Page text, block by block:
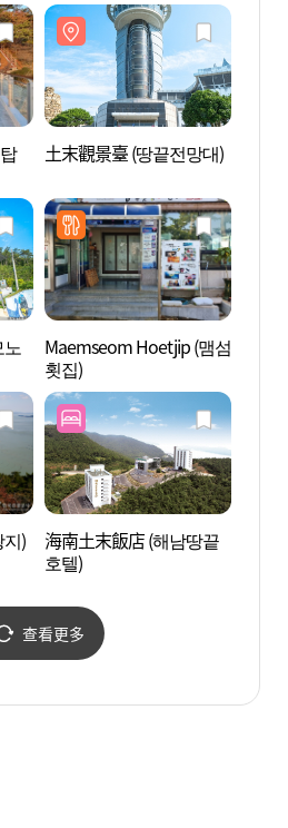
土末觀景臺 (땅끝전망대)
노
Maemseom Hoetjip (맴섬
횟집)
)
海南土末飯店 (해남땅끝
호텔)
查看更多